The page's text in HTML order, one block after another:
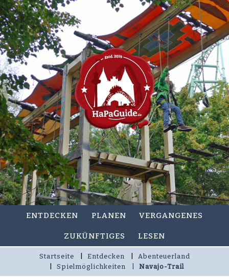
ENTDECKEN PLANEN VERGANGENES
ZUKÜNFTIGES LESEN
Startseite Entdecken
Abenteuerland
Spielmöglichkeiten
Navajo-Trail